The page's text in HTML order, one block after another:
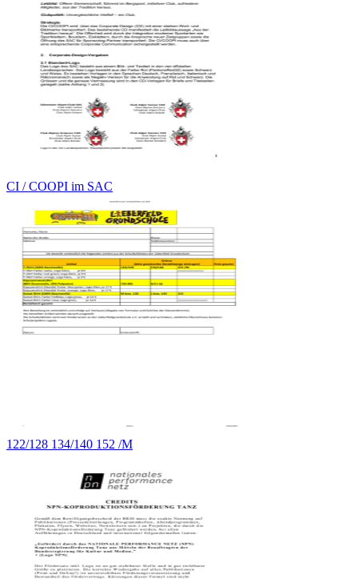
CI / COOPI im SAC
122/128 134/140 152 /M